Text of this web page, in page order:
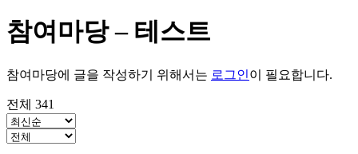
참여마당 – 테스트
참여마당에 글을 작성하기 위해서는 로그인이 필요합니다.
전체 341